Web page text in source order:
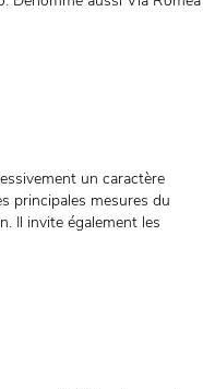
un caractère
principales mesures du
Il invite également les